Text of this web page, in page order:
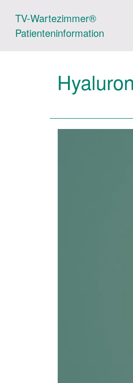
TV-Wartezimmer®
Patienteninformation